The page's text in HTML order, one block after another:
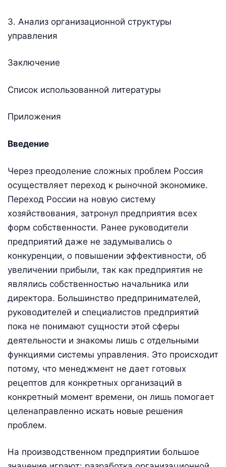
3. Анализ организационной структуры
управления
Заключение
Список использованной литературы
Приложения
Введение
Через преодоление сложных проблем Россия
осуществляет переход к рыночной экономике.
Переход России на новую систему
хозяйствования, затронул предприятия всех
форм собственности. Ранее руководители
предприятий даже не задумывались о
конкуренции, о повышении эффективности, об
увеличении прибыли, так как предприятия не
являлись собственностью начальника или
директора. Большинство предпринимателей,
руководителей и специалистов предприятий
пока не понимают сущности этой сферы
деятельности и знакомы лишь с отдельными
функциями системы управления. Это происходит
потому, что менеджмент не дает готовых
рецептов для конкретных организаций в
конкретный момент времени, он лишь помогает
целенаправленно искать новые решения
проблем.
На производственном предприятии большое